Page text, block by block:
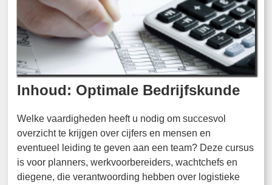
Inhoud: Optimale Bedrijfskunde
Welke vaardigheden heeft u nodig om succesvol
overzicht te krijgen over cijfers en mensen en
eventueel leiding te geven aan een team? Deze cursus
is voor planners, werkvoorbereiders, wachtchefs en
diegene, die verantwoording hebben over logistieke